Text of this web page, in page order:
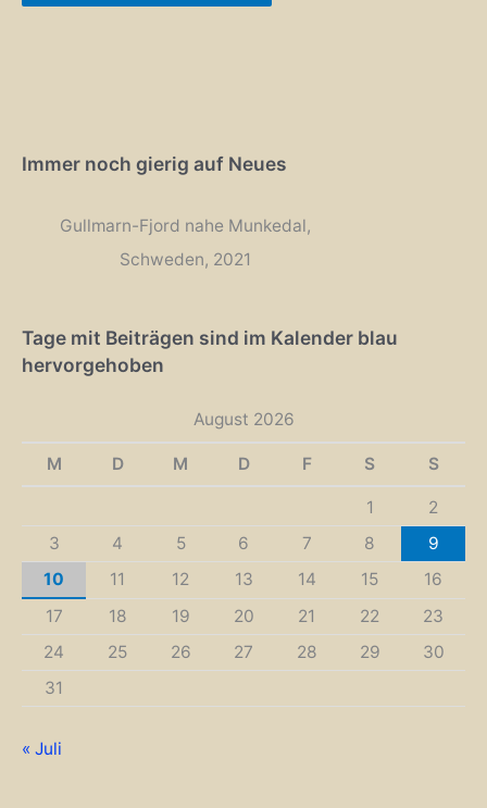
Immer noch gierig auf Neues
Gullmarn-Fjord nahe Munkedal,
Schweden, 2021
Tage mit Beiträgen sind im Kalender blau
hervorgehoben
August 2026
M D M D F S S
1
2
3
4 5 6 7 8
9
10
11 12 13 14 15
16
17
18 19 20 21 22
23
24
25 26 27 28 29
30
31
« Juli